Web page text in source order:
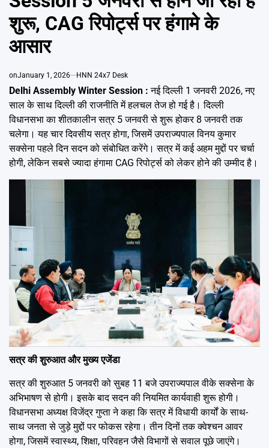
शुरू, CAG रिपोर्ट्स पर हंगामे के
आसार
onJanuary 1, 2026 HNN 24x7 Desk
Delhi Assembly Winter Session : नई दिल्ली 1 जनवरी 2026, नए
साल के साथ दिल्ली की राजनीति में हलचल तेज हो गई है। दिल्ली
विधानसभा का शीतकालीन सत्र 5 जनवरी से शुरू होकर 8 जनवरी तक
चलेगा। यह चार दिवसीय सत्र होगा, जिसमें उपराज्यपाल विनय कुमार
सक्सेना पहले दिन सदन को संबोधित करेंगे। सत्र में कई अहम मुद्दों पर चर्चा
होगी, लेकिन सबसे ज्यादा हंगामा CAG रिपोर्ट्स को लेकर होने की उम्मीद है।
सत्र की शुरुआत और मुख्य एजेंडा
सत्र की शुरुआत 5 जनवरी को सुबह 11 बजे उपराज्यपाल वीके सक्सेना के
अभिभाषण से होगी। इसके बाद सदन की नियमित कार्यवाही शुरू होगी।
विधानसभा अध्यक्ष विजेंद्र गुप्ता ने कहा कि सत्र में विधायी कार्यों के साथ-
साथ जनता से जुड़े मुद्दों पर फोकस रहेगा। तीन दिनों तक क्वेश्चन आवर
होगा, जिसमें स्वास्थ्य, शिक्षा, परिवहन जैसे विभागों से सवाल पूछे जाएंगे।